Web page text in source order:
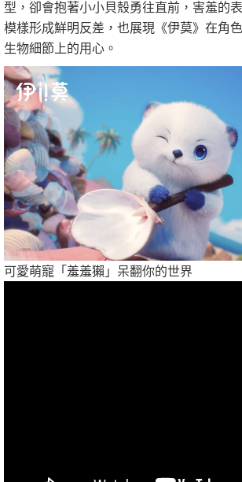
型，卻會抱著小小貝殼勇往直前，害羞的
模樣形成鮮明反差，也展現《伊莫》在角
生物細節上的用心。
可愛萌寵「羞羞獺」呆翻你的世界